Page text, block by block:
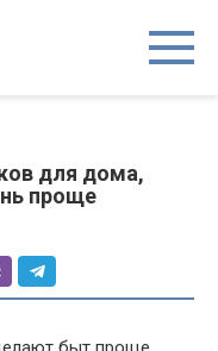
для дома,
проще